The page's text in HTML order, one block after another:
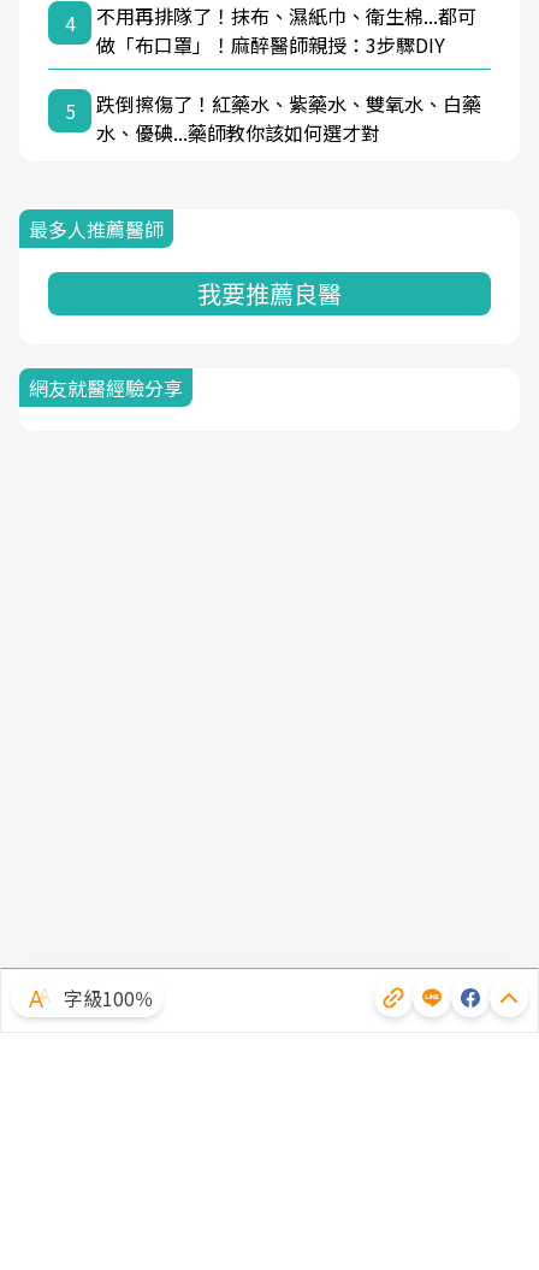
4
不用再排隊了！抹布、濕紙巾、衛生棉...都可
做「布口罩」！麻醉醫師親授：3步驟DIY
5
跌倒擦傷了！紅藥水、紫藥水、雙氧水、白藥
水、優碘...藥師教你該如何選才對
最多人推薦醫師
我要推薦良醫
網友就醫經驗分享
字級100％